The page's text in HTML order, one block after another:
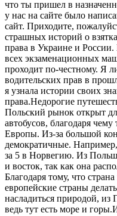
что ты пришел в
у нас на сайте было
сайт. Приходите,
страшных историй о
права в Украине и
всех экзаменационных
проходит по-честному. Я
водительских прав в
я узнала истории своих
права.Недорогие
Польский рынок открыт
автобусов, благодаря
Европы. Из-за большой
демократичные.
за 5 в Норвегию. Из
и восток, так как она
Благодаря тому, что
европейские страны
насладиться природой,
ведь тут есть море и